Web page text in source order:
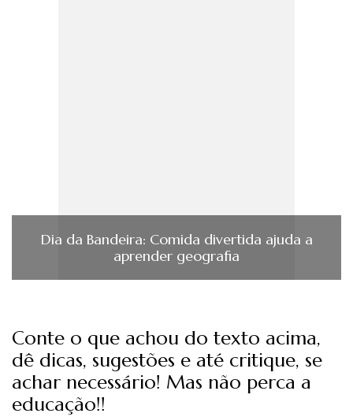
Dia da Bandeira: Comida divertida ajuda a
aprender geografia
Conte o que achou do texto acima,
dê dicas, sugestões e até critique, se
achar necessário! Mas não perca a
educação!!